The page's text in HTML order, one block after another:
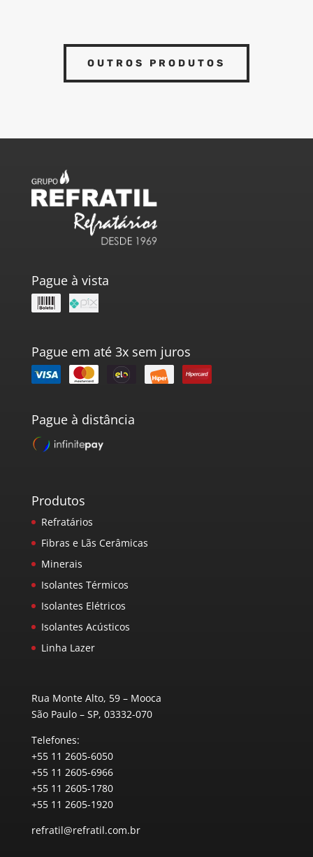
OUTROS PRODUTOS
Pague à vista
Pague em até 3x sem juros
Pague à distância
Produtos
Refratários
Fibras e Lãs Cerâmicas
Minerais
Isolantes Térmicos
Isolantes Elétricos
Isolantes Acústicos
Linha Lazer
Rua Monte Alto, 59 – Mooca
São Paulo – SP, 03332-070
Telefones:
+55 11 2605-6050
+55 11 2605-6966
+55 11 2605-1780
+55 11 2605-1920
refratil@refratil.com.br